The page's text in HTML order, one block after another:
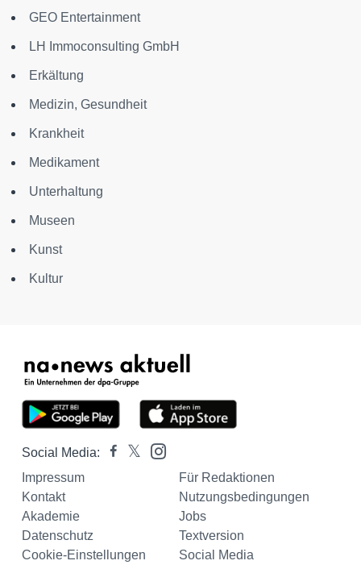
GEO Entertainment
LH Immoconsulting GmbH
Erkältung
Medizin, Gesundheit
Krankheit
Medikament
Unterhaltung
Museen
Kunst
Kultur
Social Media:
Impressum
Für Redaktionen
Kontakt
Nutzungsbedingungen
Akademie
Jobs
Datenschutz
Textversion
Cookie-Einstellungen
Social Media